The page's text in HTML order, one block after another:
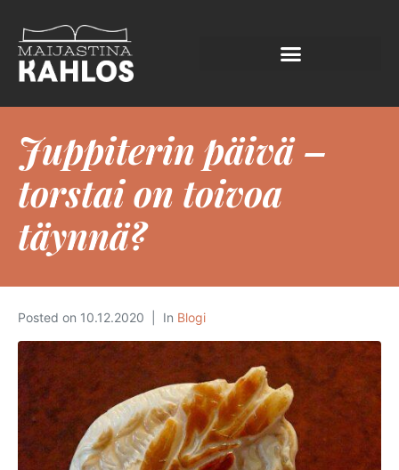
Juppiterin päivä –
torstai on toivoa
täynnä?
Posted on 10.12.2020 In Blogi